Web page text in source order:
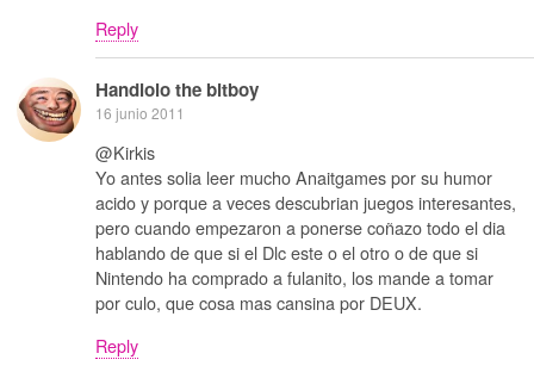
Reply
Handlolo the bitboy
16 junio 2011
@Kirkis
Yo antes solia leer mucho Anaitgames por su humor
acido y porque a veces descubrian juegos interesantes,
pero cuando empezaron a ponerse coñazo todo el dia
hablando de que si el Dlc este o el otro o de que si
Nintendo ha comprado a fulanito, los mande a tomar
por culo, que cosa mas cansina por DEUX.
Reply